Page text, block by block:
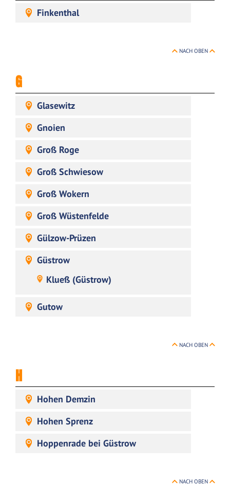
Finkenthal
NACH OBEN
G
Glasewitz
Gnoien
Groß Roge
Groß Schwiesow
Groß Wokern
Groß Wüstenfelde
Gülzow-Prüzen
Güstrow
Klueß (Güstrow)
Gutow
NACH OBEN
H
Hohen Demzin
Hohen Sprenz
Hoppenrade bei Güstrow
NACH OBEN